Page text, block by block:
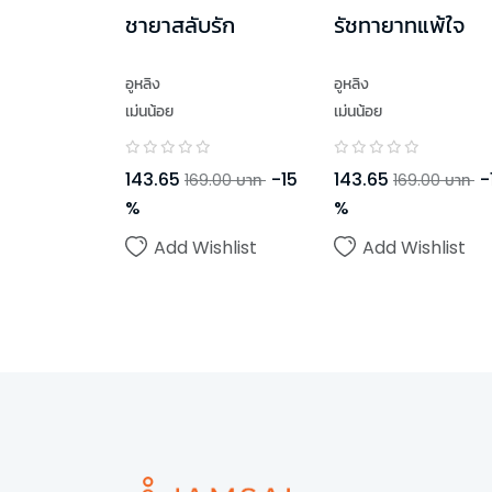
ชายาสลับรัก
อูหลิง
เม่นน้อย
143.65 169.00 บาท -15
%
Add Wishlist
รัชทายาทแพ้ใจ
อูหลิง
เม่นน้อย
143.65 169.00 บาท -
%
Add Wishlist